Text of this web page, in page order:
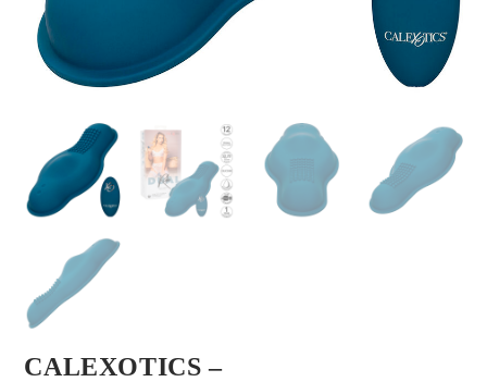
CALEXOTICS –